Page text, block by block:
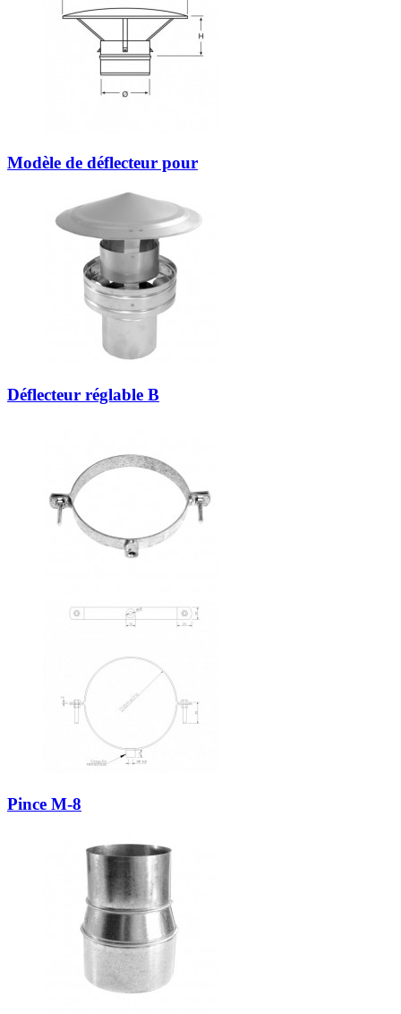
Modèle de déflecteur pour
Déflecteur réglable B
Pince M-8